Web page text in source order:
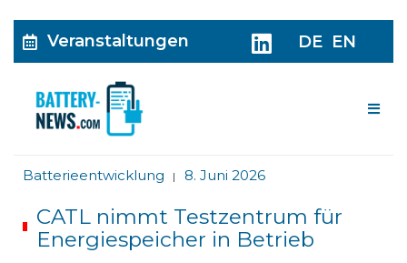
Veranstaltungen DE EN
Batterieentwicklung | 8. Juni 2026
CATL nimmt Testzentrum für
Energiespeicher in Betrieb